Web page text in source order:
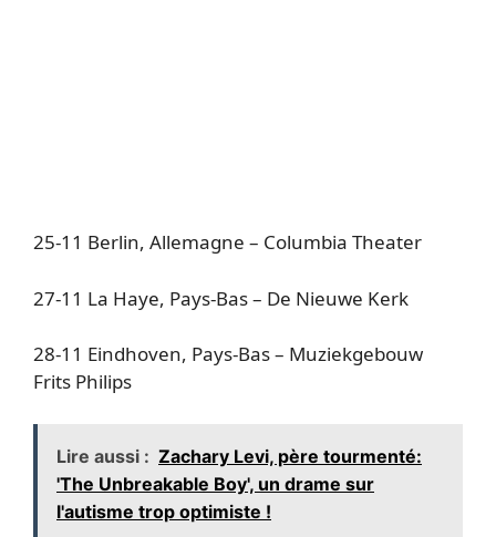
25-11 Berlin, Allemagne – Columbia Theater
27-11 La Haye, Pays-Bas – De Nieuwe Kerk
28-11 Eindhoven, Pays-Bas – Muziekgebouw
Frits Philips
Lire aussi : Zachary Levi, père tourmenté:
'The Unbreakable Boy', un drame sur
l'autisme trop optimiste !